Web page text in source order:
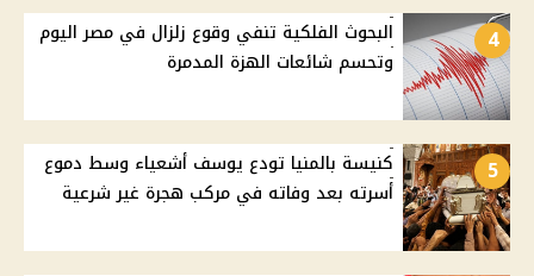
4
البحوث الفلكية تنفي وقوع زلزال في مصر اليوم
وتحسم شائعات الهزة المدمرة
5
كنيسة بالمنيا تودع يوسف أشعياء وسط دموع
أسرته بعد وفاته في مركب هجرة غير شرعية